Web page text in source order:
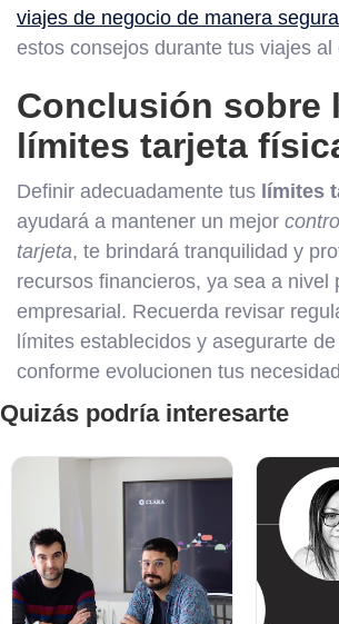
viajes de negocio de manera segura
estos consejos durante tus viajes al
Conclusión sobre
límites tarjeta
Definir adecuadamente tus límites
ayudará a mantener un mejor
tarjeta, te brindará tranquilidad y
recursos financieros, ya sea a nivel
empresarial. Recuerda revisar
límites establecidos y asegurarte
conforme evolucionen tus
Quizás podría interesarte